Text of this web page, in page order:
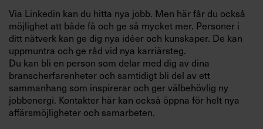
Via Linkedin kan du hitta nya jobb. Men här får du också
möjlighet att både få och ge så mycket mer. Personer i
ditt nätverk kan ge dig nya idéer och kunskaper. De kan
uppmuntra och ge råd vid nya karriärsteg.
Du kan bli en person som delar med dig av dina
branscherfarenheter och samtidigt bli del av ett
sammanhang som inspirerar och ger välbehövlig ny
jobbenergi. Kontakter här kan också öppna för helt nya
affärsmöjligheter och samarbeten.